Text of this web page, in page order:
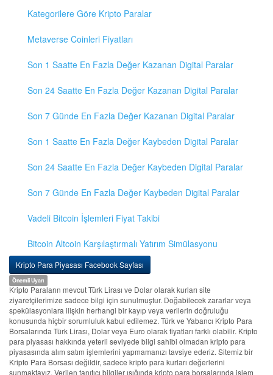
Kategorilere Göre Kripto Paralar
Metaverse Coinleri Fiyatları
Son 1 Saatte En Fazla Değer Kazanan Digital Paralar
Son 24 Saatte En Fazla Değer Kazanan Digital Paralar
Son 7 Günde En Fazla Değer Kazanan Digital Paralar
Son 1 Saatte En Fazla Değer Kaybeden Digital Paralar
Son 24 Saatte En Fazla Değer Kaybeden Digital Paralar
Son 7 Günde En Fazla Değer Kaybeden Digital Paralar
Vadeli Bitcoin İşlemleri Fiyat Takibi
Bitcoin Altcoin Karşılaştırmalı Yatırım Simülasyonu
Kripto Para Piyasası Facebook Sayfası
Önemli Uyarı
Kripto Paraların mevcut Türk Lirası ve Dolar olarak kurları site
ziyaretçilerimize sadece bilgi için sunulmuştur. Doğabilecek zararlar veya
spekülasyonlara ilişkin herhangi bir kayıp veya verilerin doğruluğu
konusunda hiçbir sorumluluk kabul edilemez. Türk ve Yabancı Kripto Para
Borsalarında Türk Lirası, Dolar veya Euro olarak fiyatları farklı olabilir. Kripto
para piyasası hakkında yeterli seviyede bilgi sahibi olmadan kripto para
piyasasında alım satım işlemlerini yapmamanızı tavsiye ederiz. Sitemiz bir
Kripto Para Borsası değildir, sadece kripto para kurları değerlerini
sunmaktayız. Verilen tanıtıcı bilgiler ışığında kripto para borsalarında işlem